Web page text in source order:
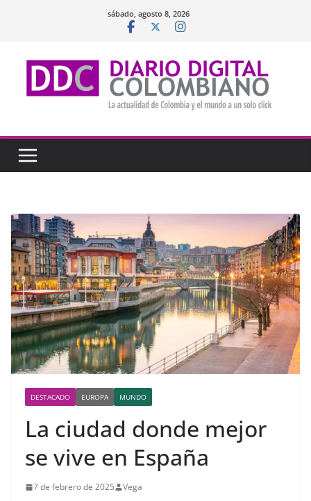
sábado, agosto 8, 2026
DESTACADO EUROPA MUNDO
La ciudad donde mejor
se vive en España
7 de febrero de 2025 Vega